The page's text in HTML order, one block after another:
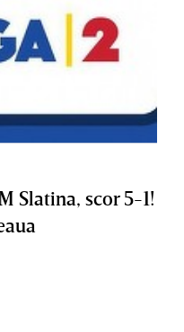
Slatina, scor 5-1!